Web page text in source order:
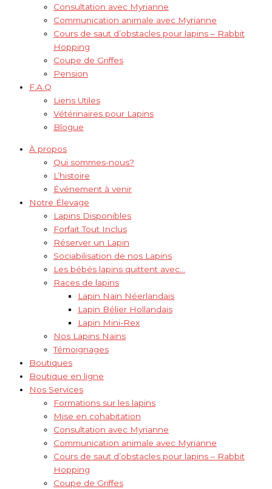
Consultation avec Myrianne
Communication animale avec Myrianne
Cours de saut d’obstacles pour lapins – Rabbit
Hopping
Coupe de Griffes
Pension
F.A.Q
Liens Utiles
Vétérinaires pour Lapins
Blogue
À propos
Qui sommes-nous?
L’histoire
Événement à venir
Notre Élevage
Lapins Disponibles
Forfait Tout Inclus
Réserver un Lapin
Sociabilisation de nos Lapins
Les bébés lapins quittent avec…
Races de lapins
Lapin Nain Néerlandais
Lapin Bélier Hollandais
Lapin Mini-Rex
Nos Lapins Nains
Témoignages
Boutiques
Boutique en ligne
Nos Services
Formations sur les lapins
Mise en cohabitation
Consultation avec Myrianne
Communication animale avec Myrianne
Cours de saut d’obstacles pour lapins – Rabbit
Hopping
Coupe de Griffes